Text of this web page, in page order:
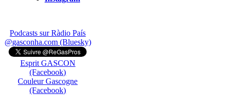
Podcasts sur Ràdio País
@gasconha.com (Bluesky)
Esprit GASCON
(Facebook)
Couleur Gascogne
(Facebook)